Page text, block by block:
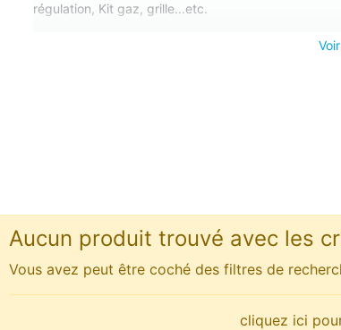
régulation, Kit gaz, grille...etc.
Aucun produit trouvé avec les
Vous avez peut être coché des filtres de
cliquez ici